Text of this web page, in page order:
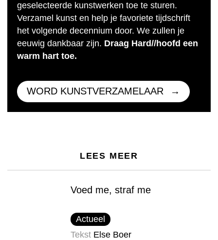
geselecteerde kunstwerken toe te sturen.
Verzamel kunst en help je favoriete tijdschrift
het volgende decennium door. We zullen je
eeuwig dankbaar zijn. Draag Hard//hoofd een
warm hart toe.
WORD KUNSTVERZAMELAAR
LEES MEER
Voed me, straf me
Actueel
Tekst Else Boer